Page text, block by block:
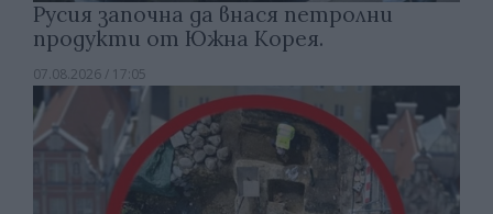
Русия започна да внася петролни
продукти от Южна Корея.
07.08.2026 / 17:05